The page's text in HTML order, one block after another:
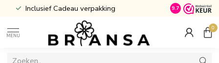
Inclusief Cadeau verpakking Atijd Gratis
9.7
MENU
0